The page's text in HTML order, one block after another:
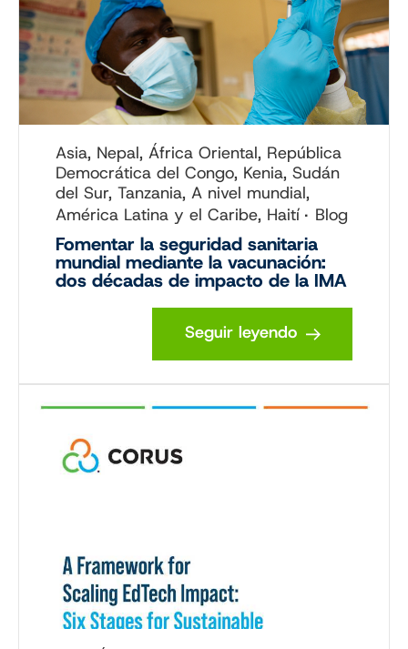
Asia, Nepal, África Oriental, República
Democrática del Congo, Kenia, Sudán
del Sur, Tanzania, A nivel mundial,
América Latina y el Caribe, Haití
Blog
Fomentar la seguridad sanitaria
mundial mediante la vacunación:
dos décadas de impacto de la IMA
Seguir leyendo